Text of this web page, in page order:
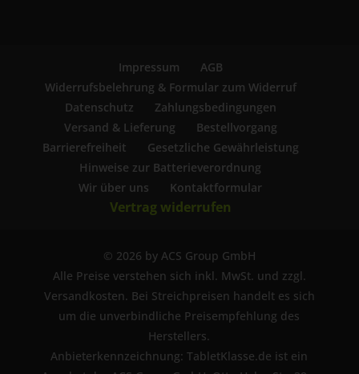
Impressum
AGB
Widerrufsbelehrung & Formular zum Widerruf
Datenschutz
Zahlungsbedingungen
Versand & Lieferung
Bestellvorgang
Barrierefreiheit
Gesetzliche Gewährleistung
Hinweise zur Batterieverordnung
Wir über uns
Kontaktformular
Vertrag widerrufen
© 2026 by ACS Group GmbH
Alle Preise verstehen sich inkl. MwSt. und zzgl.
Versandkosten. Bei Streichpreisen handelt es sich
um die unverbindliche Preisempfehlung des
Herstellers.
Anbieterkennzeichnung: TabletKlasse.de ist ein